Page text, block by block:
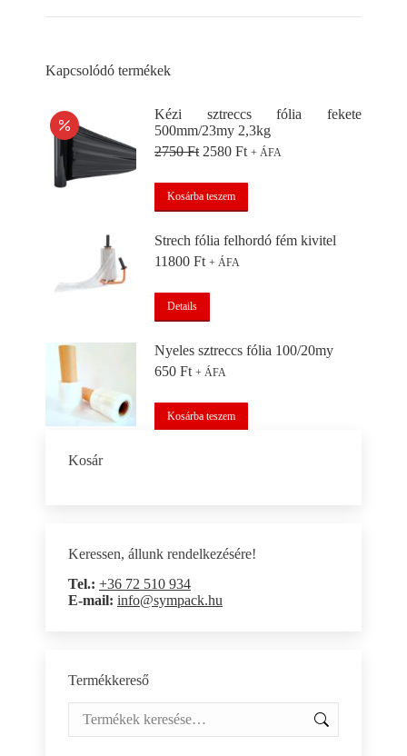
Kapcsolódó termékek
Kézi sztreccs fólia fekete
500mm/23my 2,3kg
2750Ft Original
was:
2750 Ft.
2580 FtCurrent
is:
+ ÁFA
Kosárba teszem
Strech fólia felhordó fém kivitel
11800 Ft + ÁFA
Details
Nyeles sztreccs fólia 100/20my
650 Ft + ÁFA
Kosárba teszem
Kosár
Keressen, állunk rendelkezésére!
Tel.: +36 72 510 934
E-mail: info@sympack.hu
Termékkereső